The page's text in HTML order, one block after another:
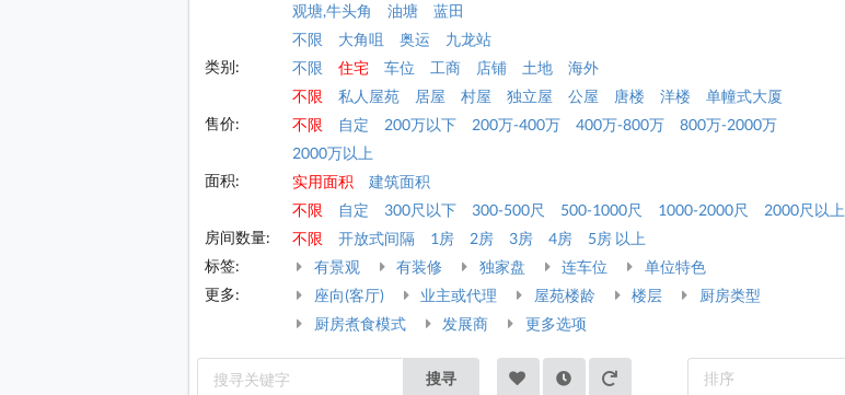
观塘,牛头角
油塘
蓝田
不限
大角咀 奥运
九龙站
类别:
不限 住宅 车位 工商 店铺 土地
海外
不限
私人屋苑 居屋 村屋 独立屋 公屋 唐楼 洋楼
单幢式大厦
售价:
不限 自定 200万以下 200万-400万 400万-800万
800万-2000万
2000万以上
面积:
实用面积
建筑面积
不限
自定 300尺以下 300-500尺 500-1000尺 1000-2000尺
2000尺以上
房间数量:
不限 开放式间隔 1房 2房 3房 4房
5房 以上
标签:
有景观 有装修 独家盘 连车位
单位特色
更多:
座向(客厅) 业主或代理 屋苑楼龄 楼层
厨房类型
厨房煮食模式
发展商 更多选项
搜寻 排序